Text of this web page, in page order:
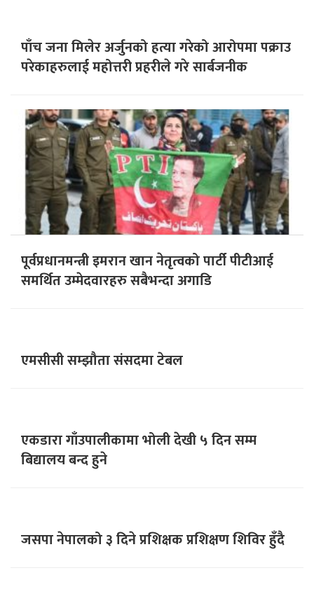
पाँच जना मिलेर अर्जुनको हत्या गरेको आरोपमा पक्राउ
परेकाहरुलाई महोत्तरी प्रहरीले गरे सार्बजनीक
पूर्वप्रधानमन्त्री इमरान खान नेतृत्वको पार्टी पीटीआई
समर्थित उम्मेदवारहरु सबैभन्दा अगाडि
एमसीसी सम्झौता संसदमा टेबल
एकडारा गाँउपालीकामा भोली देखी ५ दिन सम्म
बिद्यालय बन्द हुने
जसपा नेपालको ३ दिने प्रशिक्षक प्रशिक्षण शिविर हुँदै